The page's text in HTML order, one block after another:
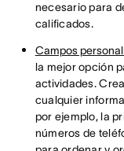
necesario para
calificados.
Campos
la mejor opción
actividades.
cualquier
por ejemplo, la
números de